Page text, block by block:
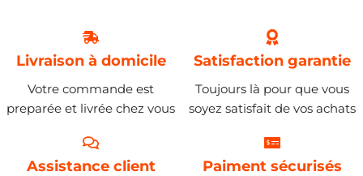
Livraison à domicile
Votre commande est
preparée et livrée chez vous
Satisfaction garantie
Toujours là pour que vous
soyez satisfait de vos achats
Assistance client Paiment sécurisés